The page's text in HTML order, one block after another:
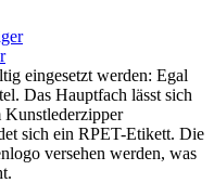
eingesetzt werden: Egal
Das Hauptfach lässt sich
Kunstlederzipper
sich ein RPET-Etikett. Die
versehen werden, was